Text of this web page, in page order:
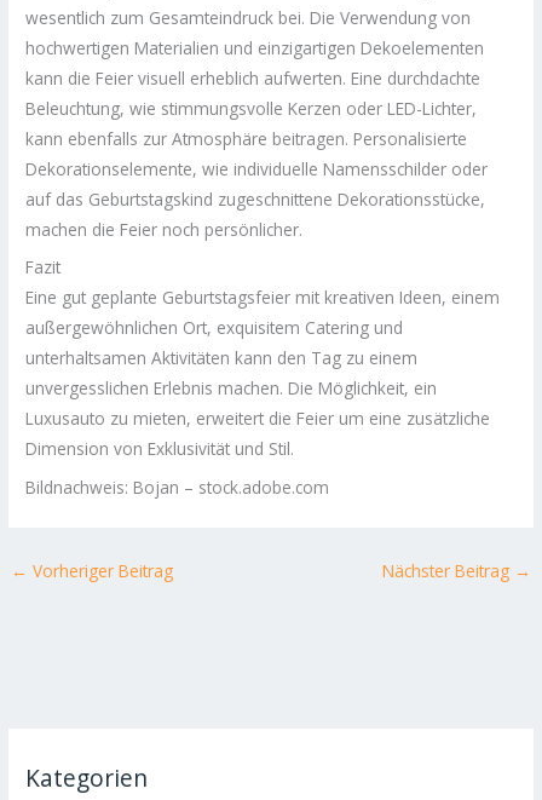
wesentlich zum Gesamteindruck bei. Die Verwendung von
hochwertigen Materialien und einzigartigen Dekoelementen
kann die Feier visuell erheblich aufwerten. Eine durchdachte
Beleuchtung, wie stimmungsvolle Kerzen oder LED-Lichter,
kann ebenfalls zur Atmosphäre beitragen. Personalisierte
Dekorationselemente, wie individuelle Namensschilder oder
auf das Geburtstagskind zugeschnittene Dekorationsstücke,
machen die Feier noch persönlicher.
Fazit
Eine gut geplante Geburtstagsfeier mit kreativen Ideen, einem
außergewöhnlichen Ort, exquisitem Catering und
unterhaltsamen Aktivitäten kann den Tag zu einem
unvergesslichen Erlebnis machen. Die Möglichkeit, ein
Luxusauto zu mieten, erweitert die Feier um eine zusätzliche
Dimension von Exklusivität und Stil.
Bildnachweis: Bojan – stock.adobe.com
← Vorheriger Beitrag Nächster Beitrag →
Kategorien